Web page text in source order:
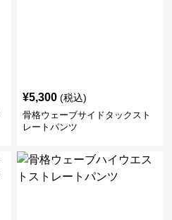
¥5,300 (税込)
骨格ウェーブサイドタックスト
レートパンツ